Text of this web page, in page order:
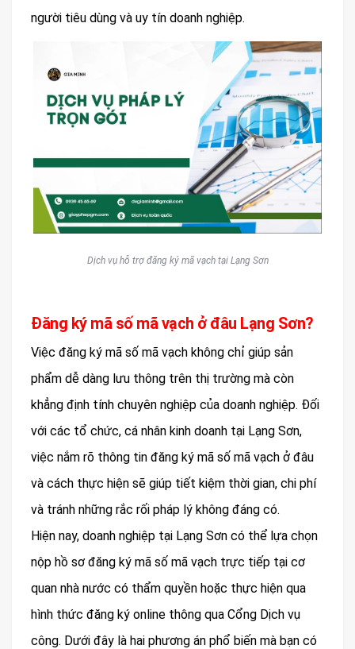
người tiêu dùng và uy tín doanh nghiệp.
Dịch vụ hỗ trợ đăng ký mã vạch tại Lạng Sơn
Đăng ký mã số mã vạch ở đâu Lạng Sơn?
Việc đăng ký mã số mã vạch không chỉ giúp sản
phẩm dễ dàng lưu thông trên thị trường mà còn
khẳng định tính chuyên nghiệp của doanh nghiệp. Đối
với các tổ chức, cá nhân kinh doanh tại Lạng Sơn,
việc nắm rõ thông tin đăng ký mã số mã vạch ở đâu
và cách thực hiện sẽ giúp tiết kiệm thời gian, chi phí
và tránh những rắc rối pháp lý không đáng có.
Hiện nay, doanh nghiệp tại Lạng Sơn có thể lựa chọn
nộp hồ sơ đăng ký mã số mã vạch trực tiếp tại cơ
quan nhà nước có thẩm quyền hoặc thực hiện qua
hình thức đăng ký online thông qua Cổng Dịch vụ
công. Dưới đây là hai phương án phổ biến mà bạn có